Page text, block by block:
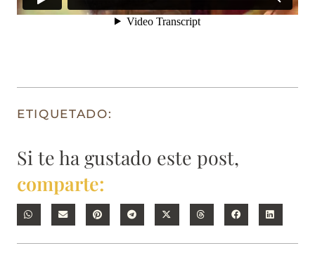
ETIQUETADO:
Si te ha gustado este post,
comparte: